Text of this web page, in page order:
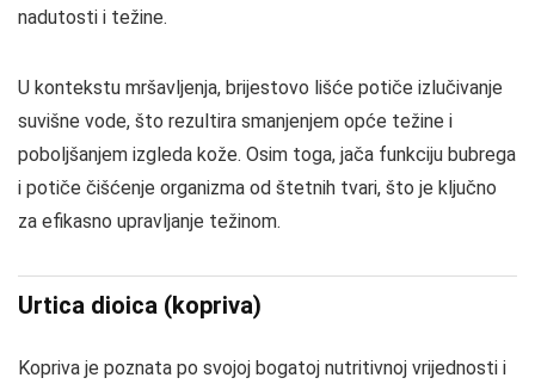
nadutosti i težine.
U kontekstu mršavljenja, brijestovo lišće potiče izlučivanje
suvišne vode, što rezultira smanjenjem opće težine i
poboljšanjem izgleda kože. Osim toga, jača funkciju bubrega
i potiče čišćenje organizma od štetnih tvari, što je ključno
za efikasno upravljanje težinom.
Urtica dioica (kopriva)
Kopriva je poznata po svojoj bogatoj nutritivnoj vrijednosti i